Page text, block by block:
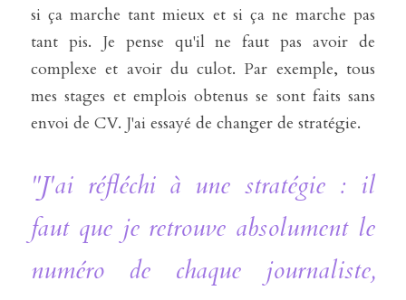
si ça marche tant mieux et si ça ne marche pas
tant pis. Je pense qu'il ne faut pas avoir de
complexe et avoir du culot. Par exemple, tous
mes stages et emplois obtenus se sont faits sans
envoi de CV. J'ai essayé de changer de stratégie.
"J'ai réfléchi à une stratégie : il
faut que je retrouve absolument le
numéro de chaque journaliste,